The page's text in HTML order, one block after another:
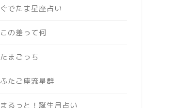
ぐでたま星座占い
この差って何
たまごっち
ふたご座流星群
まるっと！誕生月占い